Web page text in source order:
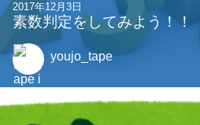
2017年12月3日
素数判定をしてみよう！！
youjo_tape